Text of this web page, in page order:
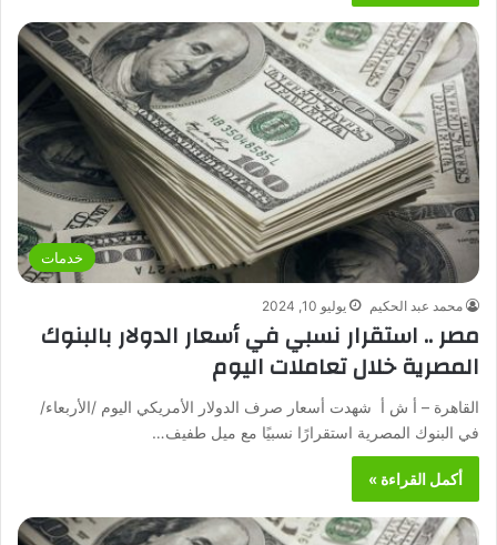
خدمات
محمد عبد الحكيم يوليو 10, 2024
مصر .. استقرار نسبي في أسعار الدولار بالبنوك
المصرية خلال تعاملات اليوم
القاهرة – أ ش أ شهدت أسعار صرف الدولار الأمريكي اليوم /الأربعاء/
في البنوك المصرية استقرارًا نسبيًا مع ميل طفيف…
أكمل القراءة »